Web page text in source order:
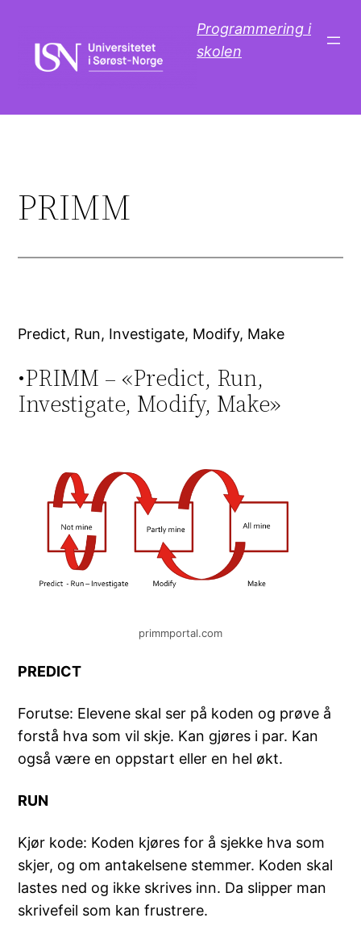
content
Programmering i
skolen
PRIMM
Predict, Run, Investigate, Modify, Make
•PRIMM – «Predict, Run,
Investigate, Modify, Make»
primmportal.com
PREDICT
Forutse: Elevene skal ser på koden og prøve å
forstå hva som vil skje. Kan gjøres i par. Kan
også være en oppstart eller en hel økt.
RUN
Kjør kode: Koden kjøres for å sjekke hva som
skjer, og om antakelsene stemmer. Koden skal
lastes ned og ikke skrives inn. Da slipper man
skrivefeil som kan frustrere.